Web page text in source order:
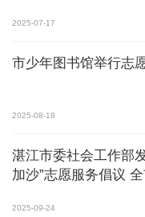
2025-07-17
市少年图书馆举行志
2025-08-18
湛江市委社会工作部
加沙”志愿服务倡议
2025-09-24